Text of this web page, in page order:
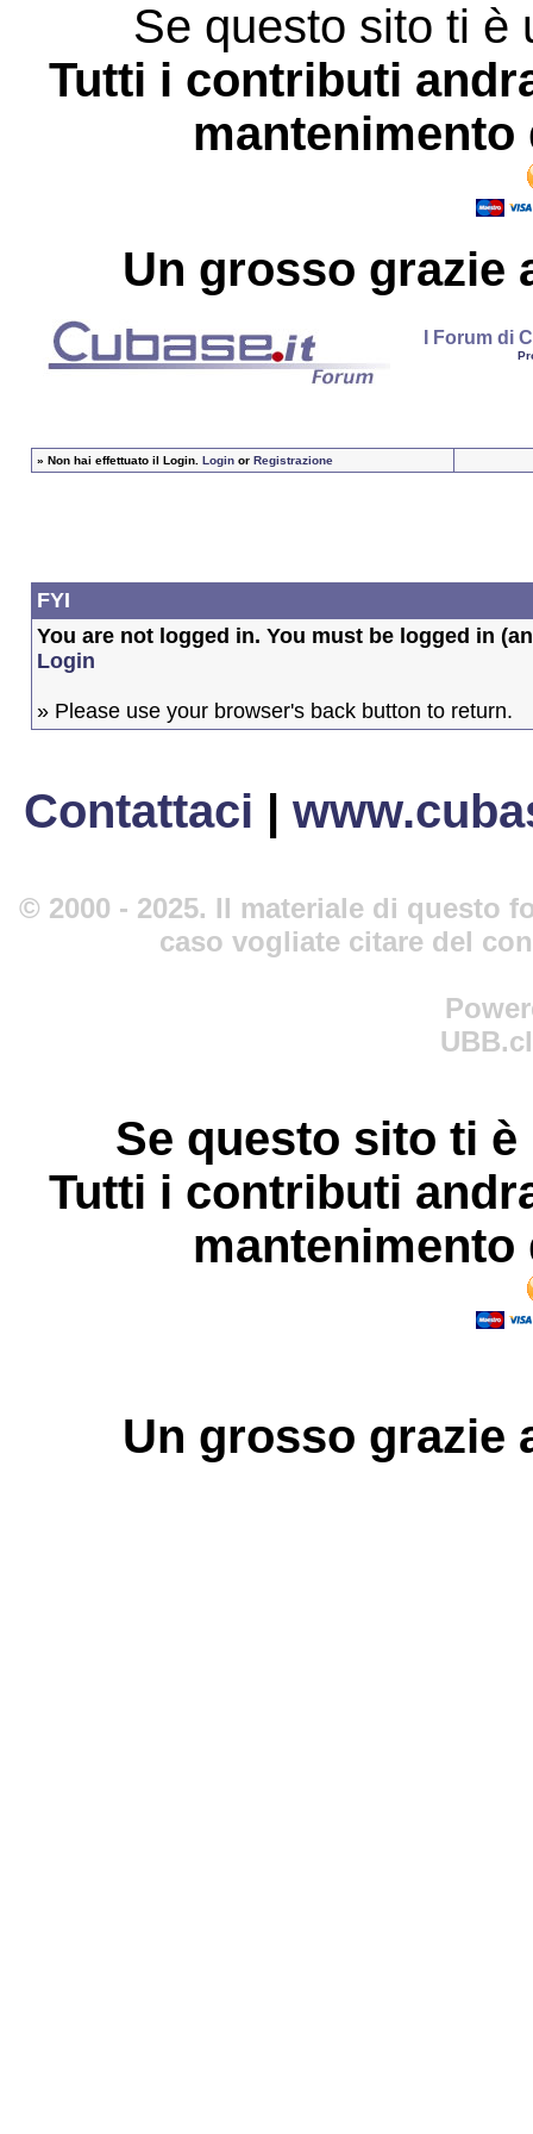
Se questo sito ti è
Tutti i contributi
Un grosso grazie
I Forum di
» Non hai effettuato il Login. Loginor Registrazione
FYI
You are not logged in. You must be logged in
Login
» Please use your browser's back button to return.
Contattaci |
© 2000 - 2025. Il materiale di questo
caso vogliate citare del
Se questo sito ti
Tutti i contributi
Un grosso grazie